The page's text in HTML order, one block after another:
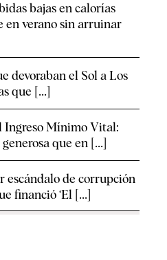
bajas en calorías
en verano sin arruinar
devoraban el Sol a Los
que [...]
Ingreso Mínimo Vital:
que en [...]
escándalo de corrupción
financió ‘El [...]